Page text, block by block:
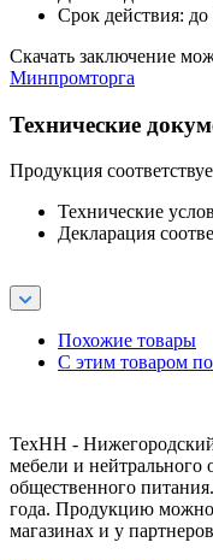
Срок действия: до
Скачать заключение
Минпромторга
Технические
Продукция
Технические
Декларация
Похожие товары
С этим товаром
ТехНН -
мебели и нейтрального
общественного
года. Продукцию
магазинах и у